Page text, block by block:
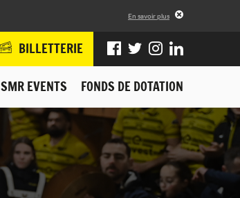
En savoir plus
SMR EVENTS FONDS DE DOTATION
BILLETTERIE